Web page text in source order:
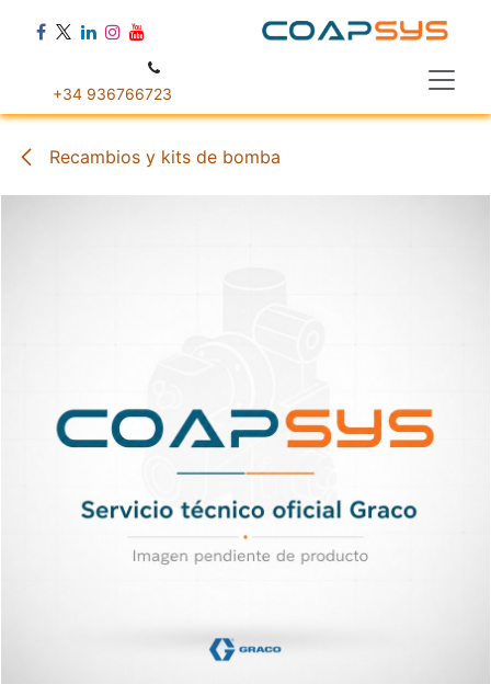
+34 936766723
Recambios y kits de bomba